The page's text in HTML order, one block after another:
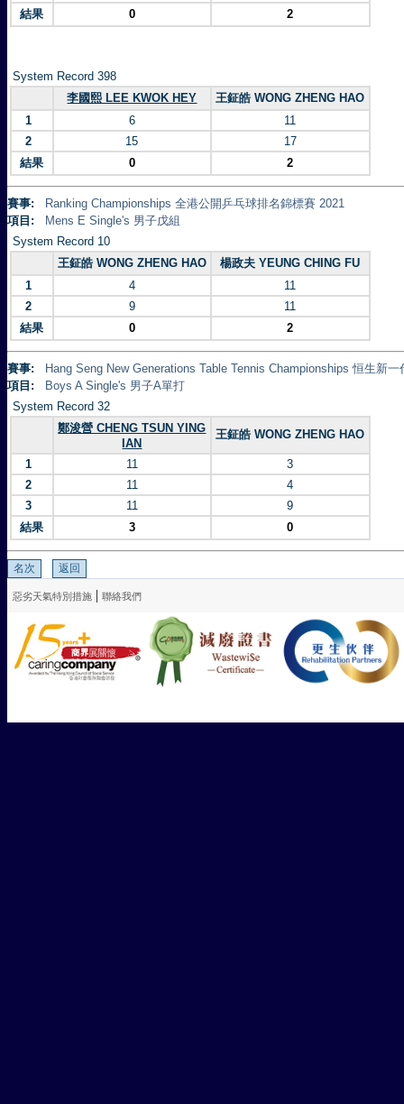
結果
0 2
System Record 398
李國熙 LEE KWOK HEY
王鉦皓 WONG ZHENG HAO
1
6
11
2
15
17
結果
0 2
賽事:
Ranking Championships 全港公開乒乓球排名錦標賽 2021
項目:
Mens E Single's 男子戊組
System Record 10
王鉦皓 WONG ZHENG HAO
楊政夫 YEUNG CHING FU
1
4
11
2
9
11
結果
0 2
賽事:
Hang Seng New Generations Table Tennis Championships 恒生新
項目:
Boys A Single's 男子A單打
System Record 32
鄭浚營 CHENG TSUN YING
IAN
王鉦皓 WONG ZHENG HAO
1 11
3
2
11
4
3
11
9
結果
3 0